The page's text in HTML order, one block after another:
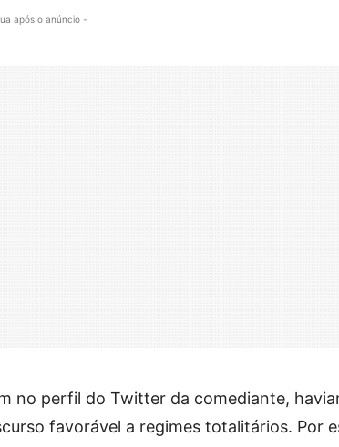
após o anúncio -
no perfil do Twitter da comediante,
favorável a regimes totalitários. Por